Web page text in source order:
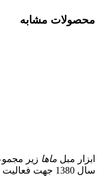
محصولات مشابه
ابزار مبل ماها زیر
سال 1380 جهت